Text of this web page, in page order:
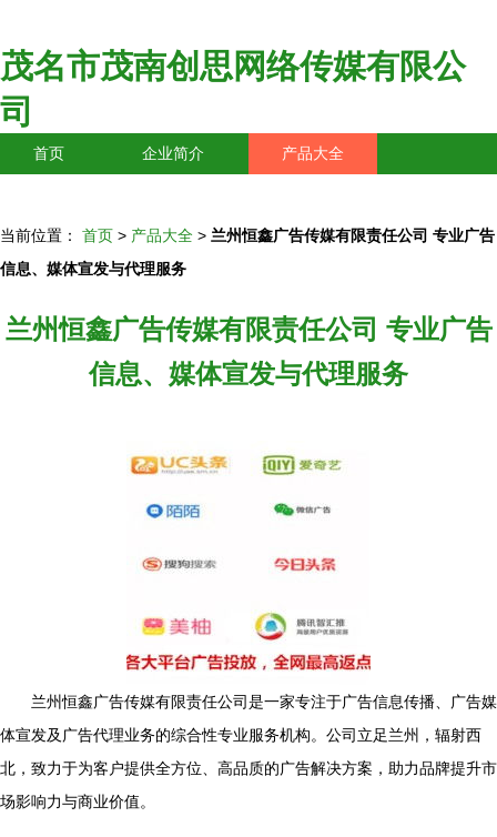
茂名市茂南创思网络传媒有限公
司
首页 企业简介 产品大全
当前位置： 首页 > 产品大全 > 兰州恒鑫广告传媒有限责任公司 专业广告
信息、媒体宣发与代理服务
兰州恒鑫广告传媒有限责任公司 专业广告
信息、媒体宣发与代理服务
兰州恒鑫广告传媒有限责任公司是一家专注于广告信息传播、广告媒
体宣发及广告代理业务的综合性专业服务机构。公司立足兰州，辐射西
北，致力于为客户提供全方位、高品质的广告解决方案，助力品牌提升市
场影响力与商业价值。